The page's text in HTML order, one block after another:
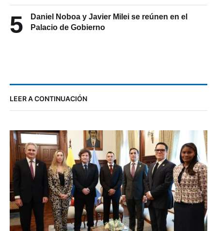
5
Daniel Noboa y Javier Milei se reúnen en el
Palacio de Gobierno
LEER A CONTINUACIÓN